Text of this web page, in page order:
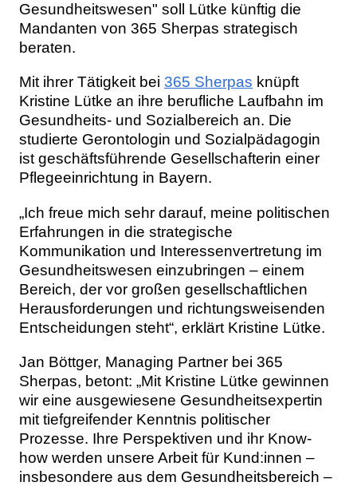
Gesundheitswesen" soll Lütke künftig die
Mandanten von 365 Sherpas strategisch
beraten.
Mit ihrer Tätigkeit bei 365 Sherpas knüpft
Kristine Lütke an ihre berufliche Laufbahn im
Gesundheits- und Sozialbereich an. Die
studierte Gerontologin und Sozialpädagogin
ist geschäftsführende Gesellschafterin einer
Pflegeeinrichtung in Bayern.
„Ich freue mich sehr darauf, meine politischen
Erfahrungen in die strategische
Kommunikation und Interessenvertretung im
Gesundheitswesen einzubringen – einem
Bereich, der vor großen gesellschaftlichen
Herausforderungen und richtungsweisenden
Entscheidungen steht“, erklärt Kristine Lütke.
Jan Böttger, Managing Partner bei 365
Sherpas, betont: „Mit Kristine Lütke gewinnen
wir eine ausgewiesene Gesundheitsexpertin
mit tiefgreifender Kenntnis politischer
Prozesse. Ihre Perspektiven und ihr Know-
how werden unsere Arbeit für Kund:innen –
insbesondere aus dem Gesundheitsbereich –